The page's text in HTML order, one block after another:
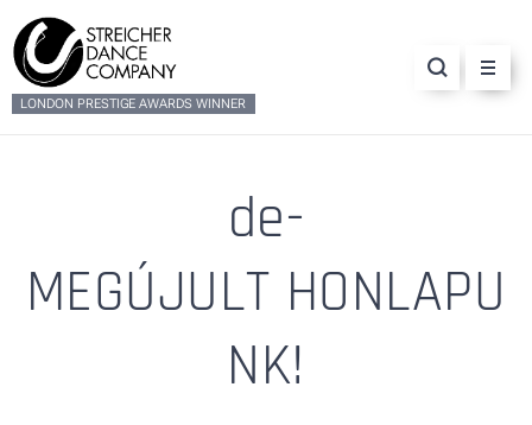
LONDON PRESTIGE AWARDS WINNER
de-
MEGÚJULT HONLAPU
NK!